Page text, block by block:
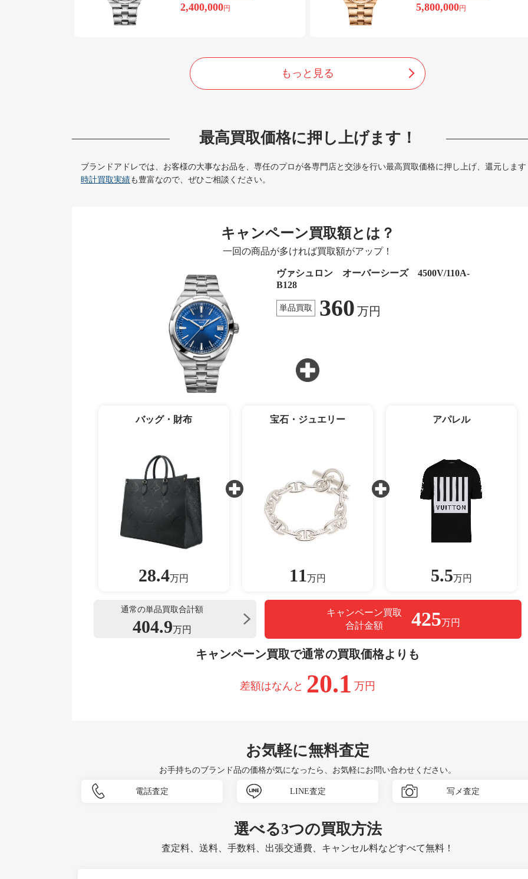
2,400,000円 5,800,000円
もっと見る
最高買取価格に押し上げます！
ブランドアドレでは、お客様の大事なお品を、専任のプロが各専門店と交渉を行い最高買取価格に押し上げ、還元します
時計買取実績も豊富なので、ぜひご相談ください。
キャンペーン買取額とは？
一回の商品が多ければ買取額がアップ！
ヴァシュロン オーバーシーズ 4500V/110A-
B128
単品買取 360 万円
バッグ・財布
28.4万円
宝石・ジュエリー
11万円
アパレル
5.5万円
通常の単品買取合計額
404.9万円
キャンペーン買取
合計金額
425万円
キャンペーン買取で通常の買取価格よりも
差額はなんと 20.1 万円
お気軽に無料査定
お手持ちのブランド品の価格が気になったら、お気軽にお問い合わせください。
電話査定 LINE査定 写メ査定
選べる3つの買取方法
査定料、送料、手数料、出張交通費、キャンセル料などすべて無料！